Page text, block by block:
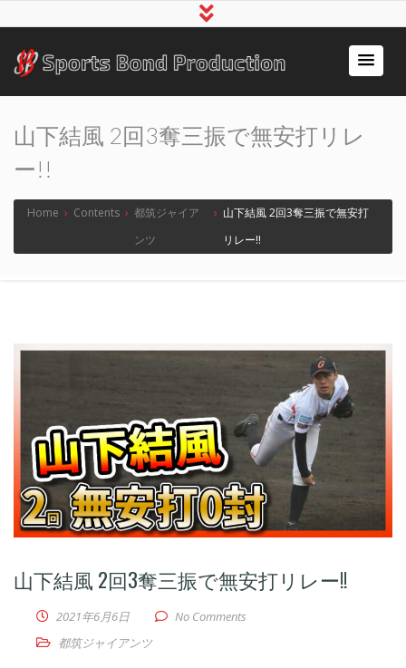
アスリート事務所スポ
山下結風 2回3奪三振で無安打リレ
ー!!
Home › Contents › 都筑ジャイア
ンツ
› 山下結風 2回3奪三振で無安打
リレー!!
山下結風 2回3奪三振で無安打リレー!!
2021年6月6日
No Comments
都筑ジャイアンツ